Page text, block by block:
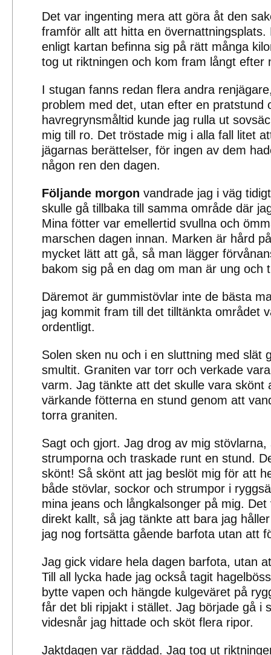
Det var ingenting mera att göra åt den
framför allt att hitta en övernattningsplats.
enligt kartan befinna sig på rätt många
tog ut riktningen och kom fram långt efter
I stugan fanns redan flera andra
problem med det, utan efter en pratstund
havregrynsmåltid kunde jag rulla ut
mig till ro. Det tröstade mig i alla fall litet
jägarnas berättelser, för ingen av dem
någon ren den dagen.
Följande morgon vandrade jag i väg
skulle gå tillbaka till samma område där
Mina fötter var emellertid svullna och
marschen dagen innan. Marken är hård
mycket lätt att gå, så man lägger
bakom sig på en dag om man är ung och
Däremot är gummistövlar inte de bästa
jag kommit fram till det tilltänkta området
ordentligt.
Solen sken nu och i en sluttning med slät
smultit. Graniten var torr och verkade
varm. Jag tänkte att det skulle vara skönt
värkande fötterna en stund genom att
torra graniten.
Sagt och gjort. Jag drog av mig stövlarna,
strumporna och traskade runt en stund.
skönt! Så skönt att jag beslöt mig för att
både stövlar, sockor och strumpor i
mina jeans och långkalsonger på mig.
direkt kallt, så jag tänkte att bara jag
jag nog fortsätta gående barfota utan att
Jag gick vidare hela dagen barfota, utan
Till all lycka hade jag också tagit
bytte vapen och hängde kulgeväret på
får det bli ripjakt i stället. Jag började gå i
videsnår jag hittade och sköt flera ripor.
Jaktdagen var räddad. Jag tog ut